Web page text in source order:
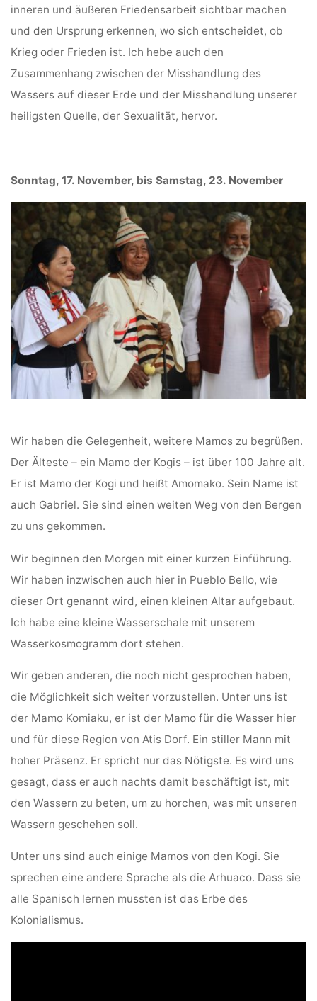
inneren und äußeren Friedensarbeit sichtbar machen
und den Ursprung erkennen, wo sich entscheidet, ob
Krieg oder Frieden ist. Ich hebe auch den
Zusammenhang zwischen der Misshandlung des
Wassers auf dieser Erde und der Misshandlung unserer
heiligsten Quelle, der Sexualität, hervor.
Sonntag, 17. November, bis Samstag, 23. November
Wir haben die Gelegenheit, weitere Mamos zu begrüßen.
Der Älteste – ein Mamo der Kogis – ist über 100 Jahre alt.
Er ist Mamo der Kogi und heißt Amomako. Sein Name ist
auch Gabriel. Sie sind einen weiten Weg von den Bergen
zu uns gekommen.
Wir beginnen den Morgen mit einer kurzen Einführung.
Wir haben inzwischen auch hier in Pueblo Bello, wie
dieser Ort genannt wird, einen kleinen Altar aufgebaut.
Ich habe eine kleine Wasserschale mit unserem
Wasserkosmogramm dort stehen.
Wir geben anderen, die noch nicht gesprochen haben,
die Möglichkeit sich weiter vorzustellen. Unter uns ist
der Mamo Komiaku, er ist der Mamo für die Wasser hier
und für diese Region von Atis Dorf. Ein stiller Mann mit
hoher Präsenz. Er spricht nur das Nötigste. Es wird uns
gesagt, dass er auch nachts damit beschäftigt ist, mit
den Wassern zu beten, um zu horchen, was mit unseren
Wassern geschehen soll.
Unter uns sind auch einige Mamos von den Kogi. Sie
sprechen eine andere Sprache als die Arhuaco. Dass sie
alle Spanisch lernen mussten ist das Erbe des
Kolonialismus.